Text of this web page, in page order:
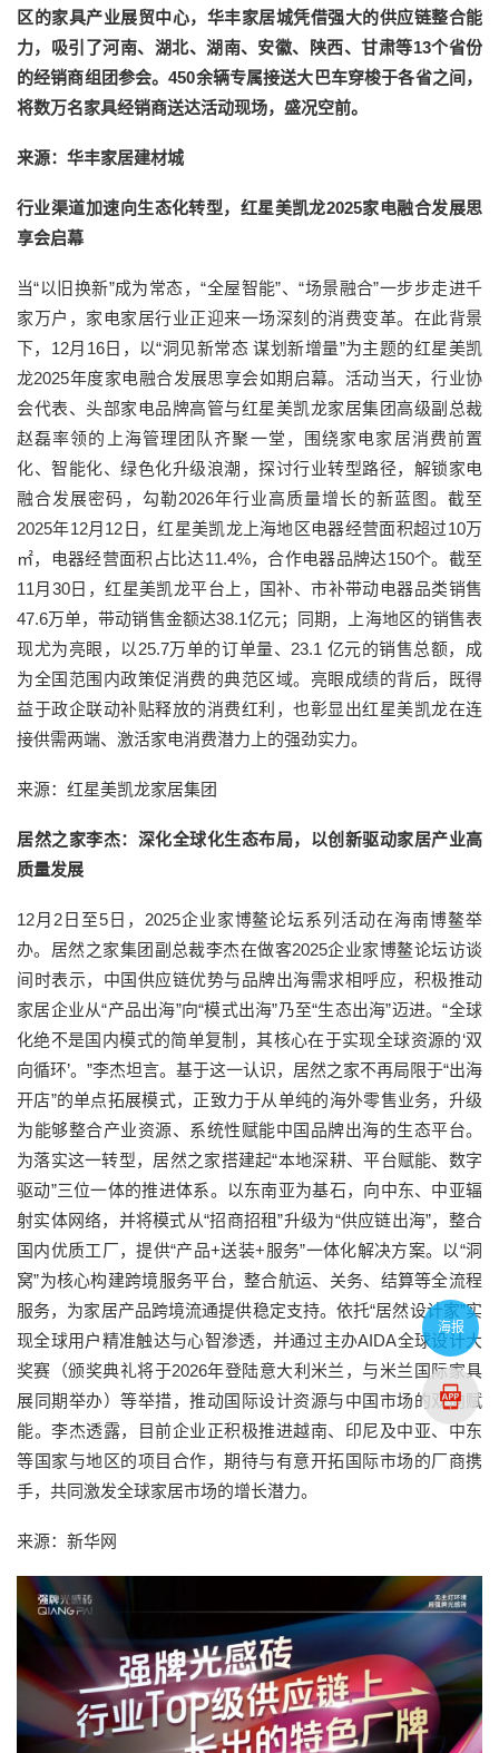
区的家具产业展贸中心，华丰家居城凭借强大的供应链整合能
力，吸引了河南、湖北、湖南、安徽、陕西、甘肃等13个省份
的经销商组团参会。450余辆专属接送大巴车穿梭于各省之间，
将数万名家具经销商送达活动现场，盛况空前。
来源：华丰家居建材城
行业渠道加速向生态化转型，红星美凯龙2025家电融合发展思
享会启幕
当“以旧换新”成为常态，“全屋智能”、“场景融合”一步步走进千
家万户，家电家居行业正迎来一场深刻的消费变革。在此背景
下，12月16日，以“洞见新常态 谋划新增量”为主题的红星美凯
龙2025年度家电融合发展思享会如期启幕。活动当天，行业协
会代表、头部家电品牌高管与红星美凯龙家居集团高级副总裁
赵磊率领的上海管理团队齐聚一堂，围绕家电家居消费前置
化、智能化、绿色化升级浪潮，探讨行业转型路径，解锁家电
融合发展密码，勾勒2026年行业高质量增长的新蓝图。截至
2025年12月12日，红星美凯龙上海地区电器经营面积超过10万
㎡，电器经营面积占比达11.4%，合作电器品牌达150个。截至
11月30日，红星美凯龙平台上，国补、市补带动电器品类销售
47.6万单，带动销售金额达38.1亿元；同期，上海地区的销售表
现尤为亮眼，以25.7万单的订单量、23.1 亿元的销售总额，成
为全国范围内政策促消费的典范区域。亮眼成绩的背后，既得
益于政企联动补贴释放的消费红利，也彰显出红星美凯龙在连
接供需两端、激活家电消费潜力上的强劲实力。
来源：红星美凯龙家居集团
居然之家李杰：深化全球化生态布局，以创新驱动家居产业高
质量发展
12月2日至5日，2025企业家博鳌论坛系列活动在海南博鳌举
办。居然之家集团副总裁李杰在做客2025企业家博鳌论坛访谈
间时表示，中国供应链优势与品牌出海需求相呼应，积极推动
家居企业从“产品出海”向“模式出海”乃至“生态出海”迈进。“全球
化绝不是国内模式的简单复制，其核心在于实现全球资源的‘双
向循环’。”李杰坦言。基于这一认识，居然之家不再局限于“出海
开店”的单点拓展模式，正致力于从单纯的海外零售业务，升级
为能够整合产业资源、系统性赋能中国品牌出海的生态平台。
为落实这一转型，居然之家搭建起“本地深耕、平台赋能、数字
驱动”三位一体的推进体系。以东南亚为基石，向中东、中亚辐
射实体网络，并将模式从“招商招租”升级为“供应链出海”，整合
国内优质工厂，提供“产品+送装+服务”一体化解决方案。以“洞
窝”为核心构建跨境服务平台，整合航运、关务、结算等全流程
服务，为家居产品跨境流通提供稳定支持。依托“居然设计家”实
现全球用户精准触达与心智渗透，并通过主办AIDA全球设计大
奖赛（颁奖典礼将于2026年登陆意大利米兰，与米兰国际家具
展同期举办）等举措，推动国际设计资源与中国市场的双向赋
能。李杰透露，目前企业正积极推进越南、印尼及中亚、中东
等国家与地区的项目合作，期待与有意开拓国际市场的厂商携
手，共同激发全球家居市场的增长潜力。
来源：新华网
海报